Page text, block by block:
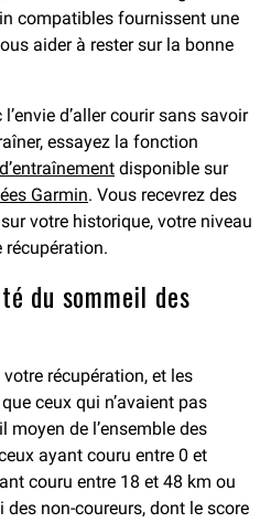
compatibles fournissent une
aider à rester sur la bonne
d’aller courir sans savoir
essayez la fonction
disponible sur
Garmin. Vous recevrez des
votre historique, votre niveau
récupération.
du sommeil des
récupération, et les
ceux qui n’avaient pas
moyen de l’ensemble des
ayant couru entre 0 et
couru entre 18 et 48 km ou
non-coureurs, dont le score